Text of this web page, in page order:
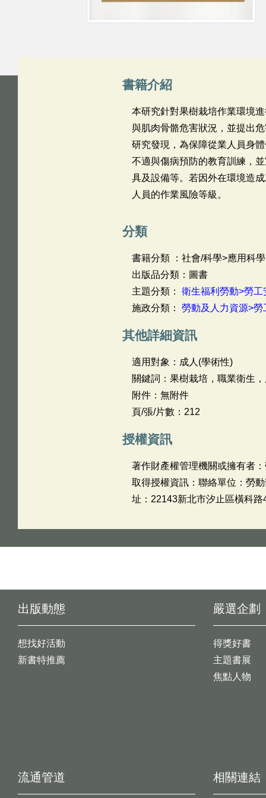
書籍介紹
本研究針對果樹栽培作業環境
與肌肉骨骼危害狀況，並提出
研究發現，為保障從業人員身
不適與傷病預防的教育訓練，
具及設備等。若因外在環境造
人員的作業風險等級。
分類
書籍分類 ：社會/科學>應用科學
出版品分類：圖書
主題分類： 衛生福利勞動>勞工
施政分類： 勞動及人力資源>
其他詳細資訊
適用對象：成人(學術性)
關鍵詞：果樹栽培，職業衛生
附件：無附件
頁/張/片數：212
授權資訊
著作財產權管理機關或擁有者
取得授權資訊：聯絡單位：勞
址：22143新北市汐止區橫科路
出版動態
想找好活動
新書特推薦
嚴選企劃
得獎好書
主題書展
焦點人物
流通管道 相關連結